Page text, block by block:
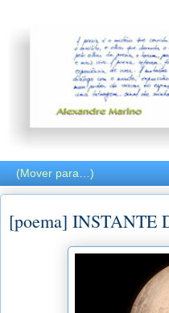
[poema] INSTANTE